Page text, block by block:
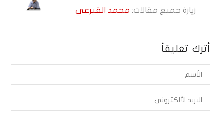
زيارة جميع مقالات: محمد القيرعي
أترك تعليقاً